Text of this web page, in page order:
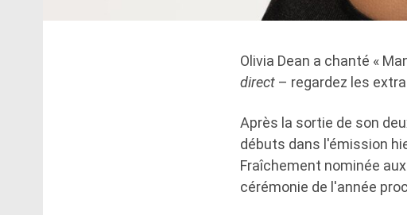
Olivia Dean a chanté «
direct – regardez les
Après la sortie de son
débuts dans l'émission
Fraîchement nominée
cérémonie de l'année